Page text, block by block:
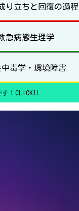
り立ちと回復の過程
急病態生理学
中毒学・環境障害
す！CLICK‼